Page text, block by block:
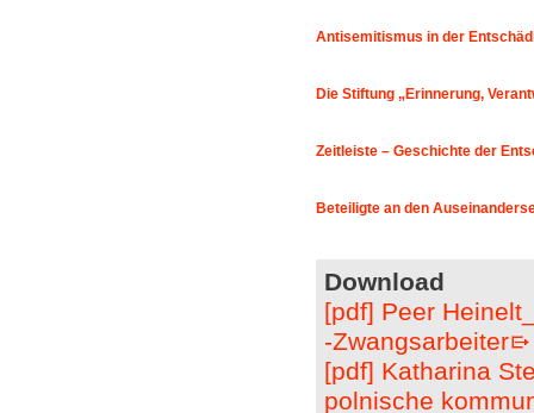
Antisemitismus in der
Die Stiftung „Erinnerung,
Zeitleiste – Geschichte der
Beteiligte an den
Download
[pdf] Peer
-Zwangsarbeiter
[pdf] Katharina
polnische